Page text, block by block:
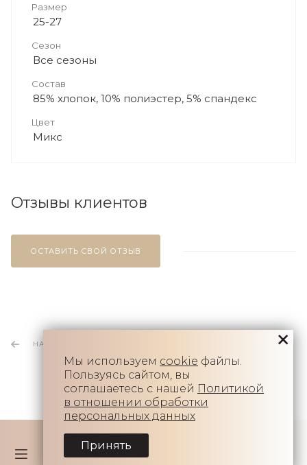
Размер
25-27
Сезон
Все сезоны
Состав
85% хлопок, 10% полиэстер, 5% спандекс
Цвет
Микс
Отзывы клиентов
ОСТАВИТЬ СВОЙ ОТЗЫВ
НАЗАД К СПИСКУ
Мы используем cookie файлы.
Пользуясь сайтом, вы
соглашаетесь с нашей Политикой
в отношении обработки
персональных данных
Принять